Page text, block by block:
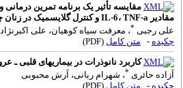
مقایسه‌ تأثیر یک برنامه تمرین درمانی
مقادیر IL-6، TNF-a و کنترل گلایسمیک در زنان چاق دیابتی نوع 2
علی رجبی ، معرفت سیاه کوهیان، علی اکبرنژاد
چکیده - متن کامل(PDF)
کاربرد نانوذرات در بیماریهای قلبی ـ
آزاده حائری ، شهرام ربانی، آرش محبوبی
چکیده - متن کامل(PDF)